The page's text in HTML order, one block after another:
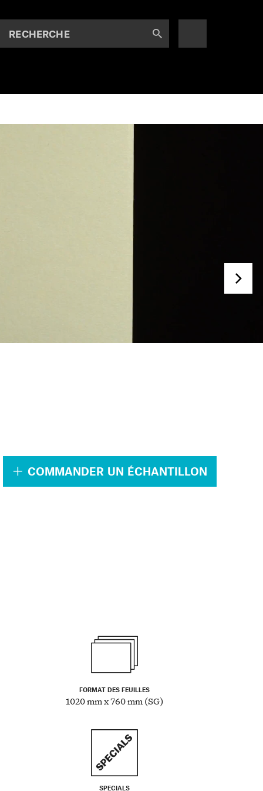
RECHERCHE
COMMANDER UN ÉCHANTILLON
FORMAT DES FEUILLES
1020 mm x 760 mm (SG)
SPECIALS